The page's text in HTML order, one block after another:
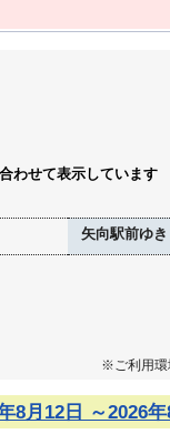
わせて表示しています
矢向駅前ゆき
※ご利用環
8月12日 ～2026